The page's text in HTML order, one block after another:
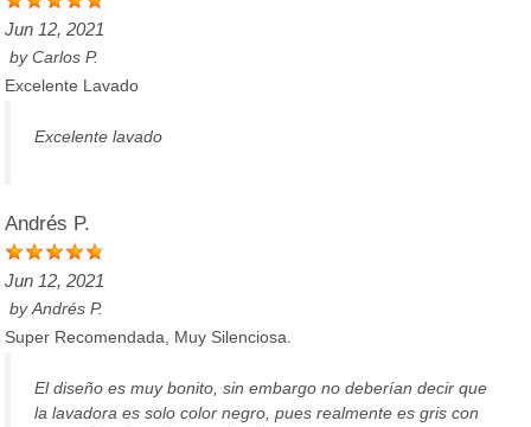
Jun 12, 2021
byCarlos P.
Excelente Lavado
Excelente lavado
Andrés P.
Jun 12, 2021
byAndrés P.
Super Recomendada, Muy Silenciosa.
El diseño es muy bonito, sin embargo no deberían decir que
la lavadora es solo color negro, pues realmente es gris con